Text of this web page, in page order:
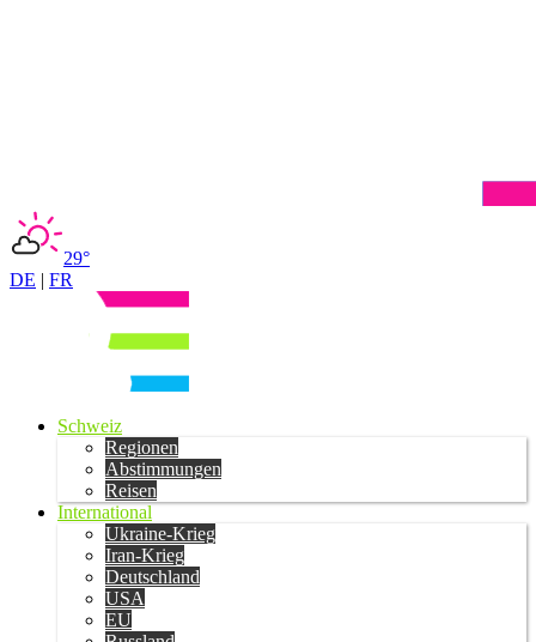
29°
DE | FR
Schweiz
Regionen
Abstimmungen
Reisen
International
Ukraine-Krieg
Iran-Krieg
Deutschland
USA
EU